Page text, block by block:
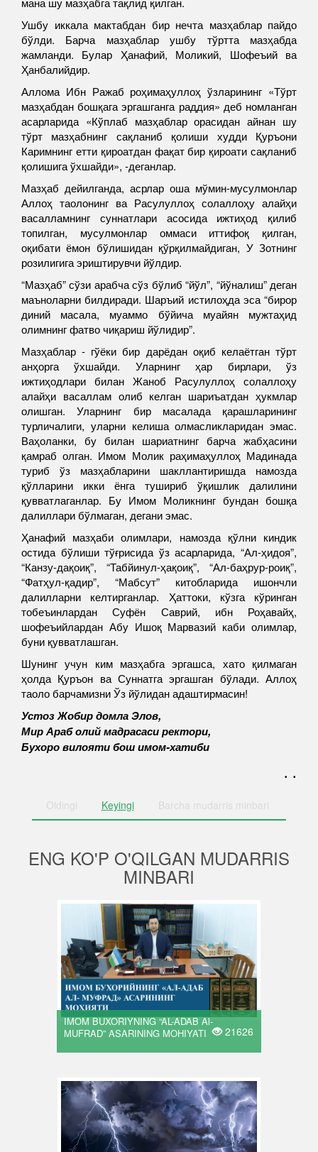
Ушбу иккала мактабдан бир нечта мазҳаблар пайдо
бўлди. Барча мазҳаблар ушбу тўртта мазҳабда
жамланди. Булар Ҳанафий, Моликий, Шофеъий ва
Ҳанбалийдир.
Аллома Ибн Ражаб роҳимаҳуллоҳ ўзларининг «Тўрт
мазҳабдан бошқага эргашганга раддия» деб номланган
асарларида «Кўплаб мазҳаблар орасидан айнан шу
тўрт мазҳабнинг сақланиб қолиши худди Қуръони
Каримнинг етти қироатдан фақат бир қироати сақланиб
қолишига ўхшайди», -деганлар.
Мазҳаб дейилганда, асрлар оша мўмин-мусулмонлар
Аллоҳ таолонинг ва Расулуллоҳ солаллоҳу алайҳи
васалламнинг суннатлари асосида ижтиҳод қилиб
топилган, мусулмонлар оммаси иттифоқ қилган,
оқибати ёмон бўлишидан қўрқилмайдиган, У Зотнинг
розилигига эриштирувчи йўлдир.
“Мазҳаб” сўзи арабча сўз бўлиб “йўл”, “йўналиш” деган
маъноларни билдиради. Шаръий истилоҳда эса “бирор
диний масала, муаммо бўйича муайян мужтаҳид
олимнинг фатво чиқариш йўлидир”.
Мазҳаблар - гўёки бир дарёдан оқиб келаётган тўрт
анҳорга ўхшайди. Уларнинг ҳар бирлари, ўз
ижтиҳодлари билан Жаноб Расулуллоҳ солаллоҳу
алайҳи васаллам олиб келган шариъатдан ҳукмлар
олишган. Уларнинг бир масалада қарашларининг
турличалиги, уларни келиша олмасликларидан эмас.
Ваҳоланки, бу билан шариатнинг барча жабҳасини
қамраб олган. Имом Молик раҳимаҳуллоҳ Мадинада
туриб ўз мазҳабларини шакллантиришда намозда
қўлларини икки ёнга тушириб ўқишлик далилини
қувватлаганлар. Бу Имом Моликнинг бундан бошқа
далиллари бўлмаган, дегани эмас.
Ҳанафий мазҳаби олимлари, намозда қўлни киндик
остида бўлиши тўғрисида ўз асарларида, “Ал-ҳидоя”,
“Канзу-дақоиқ”, “Табйинул-ҳақоиқ”, “Ал-баҳрур-роиқ”,
“Фатҳул-қадир”, “Мабсут” китобларида ишончли
далилларни келтирганлар. Ҳаттоки, кўзга кўринган
тобеъинлардан Суфён Саврий, ибн Роҳавайҳ,
шофеъийлардан Абу Ишоқ Марвазий каби олимлар,
буни қувватлашган.
Шунинг учун ким мазҳабга эргашса, хато қилмаган
ҳолда Қуръон ва Суннатга эргашган бўлади. Аллоҳ
таоло барчамизни Ўз йўлидан адаштирмасин!
Устоз Жобир домла Элов,
Мир Араб олий мадрасаси ректори,
Бухоро вилояти бош имом-хатиби
. .
Oldingi Keyingi Barcha mudarris minbari
ENG KO'P O'QILGAN MUDARRIS
MINBARI
IMOM BUXORIYNING “AL-ADAB Al-
MUFRAD” ASARINING MOHIYATI
21626